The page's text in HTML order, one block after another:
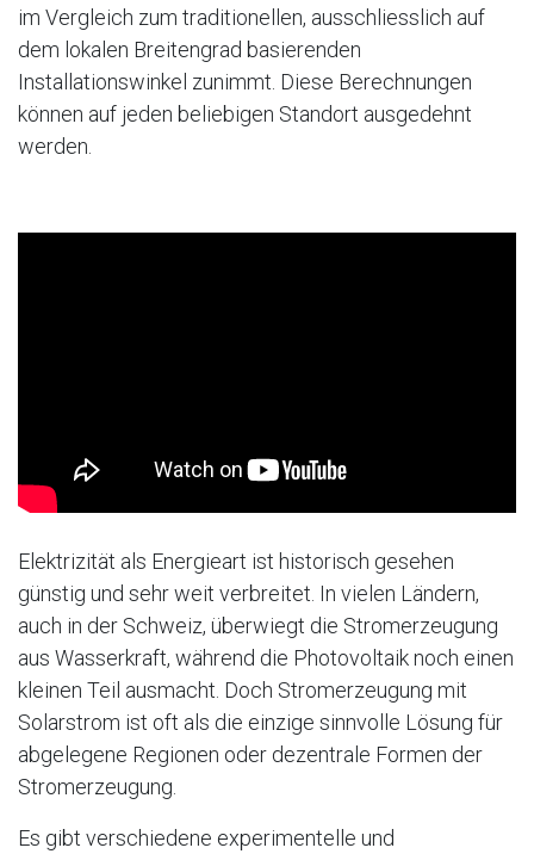
im Vergleich zum traditionellen, ausschliesslich auf
dem lokalen Breitengrad basierenden
Installationswinkel zunimmt. Diese Berechnungen
können auf jeden beliebigen Standort ausgedehnt
werden.
Elektrizität als Energieart ist historisch gesehen
günstig und sehr weit verbreitet. In vielen Ländern,
auch in der Schweiz, überwiegt die Stromerzeugung
aus Wasserkraft, während die Photovoltaik noch einen
kleinen Teil ausmacht. Doch Stromerzeugung mit
Solarstrom ist oft als die einzige sinnvolle Lösung für
abgelegene Regionen oder dezentrale Formen der
Stromerzeugung.
Es gibt verschiedene experimentelle und